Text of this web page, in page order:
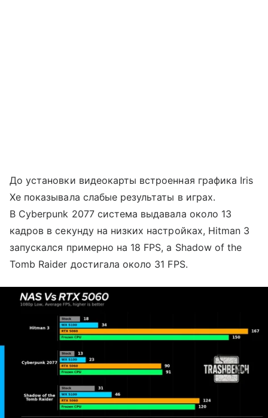
До установки видеокарты встроенная графика Iris
Xe показывала слабые результаты в играх.
В Cyberpunk 2077 система выдавала около 13
кадров в секунду на низких настройках, Hitman 3
запускался примерно на 18 FPS, а Shadow of the
Tomb Raider достигала около 31 FPS.